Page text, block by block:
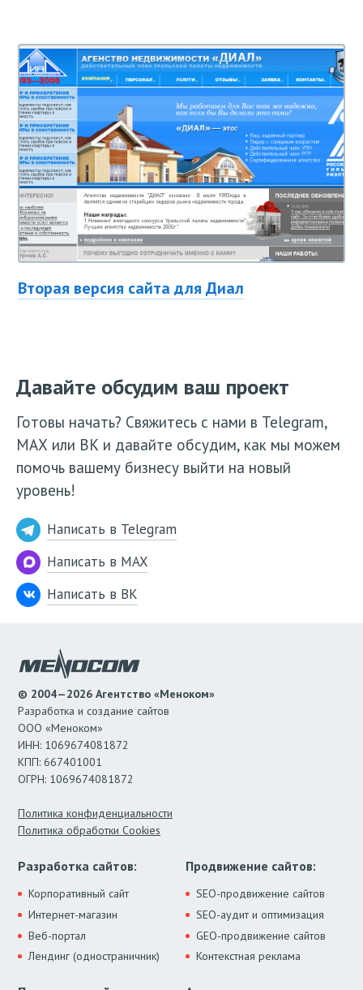
Вторая версия сайта для Диал
Давайте обсудим ваш проект
Готовы начать? Свяжитесь с нами в Telegram,
МАХ или ВК и давайте обсудим, как мы можем
помочь вашему бизнесу выйти на новый
уровень!
Написать в Telegram
Написать в MAX
Написать в ВК
© 2004—2026 Агентство «Меноком»
Разработка и создание сайтов
ООО «Меноком»
ИНН: 1069674081872
КПП: 667401001
ОГРН: 1069674081872
Политика конфиденциальности
Политика обработки Cookies
Разработка сайтов:
Корпоративный сайт
Интернет-магазин
Веб-портал
Лендинг (одностраничник)
Продвижение сайтов:
SEO-продвижение сайтов
SEO-аудит и оптимизация
GEO-продвижение сайтов
Контекстная реклама